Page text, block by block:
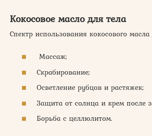
Кокосовое масло для тела
Спектр использования кокосового
Массаж;
Скрабирование;
Осветление рубцов и растяжек;
Защита от солнца и крем после
Борьба с целлюлитом.